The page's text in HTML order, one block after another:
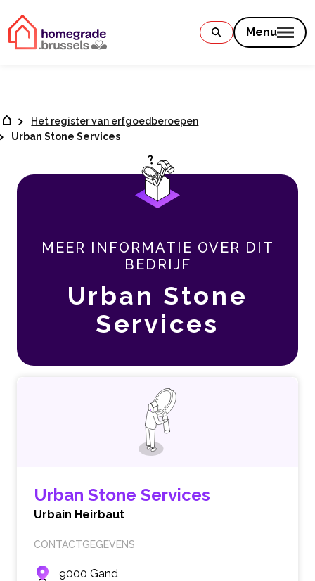
Menu
Het register van erfgoedberoepen
Urban Stone Services
MEER INFORMATIE OVER DIT
BEDRIJF
Urban Stone
Services
Urban Stone Services
Urbain Heirbaut
CONTACTGEGEVENS
9000 Gand